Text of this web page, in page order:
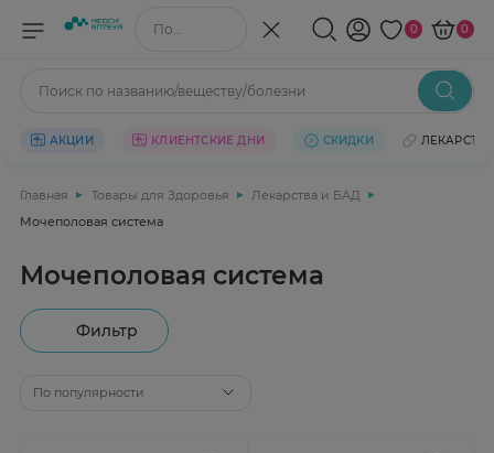
Поиск по названию/веществу 0 0
Поиск по названию/веществу/болезни
АКЦИИ КЛИЕНТСКИЕ ДНИ СКИДКИ ЛЕКАРСТВА
Главная Товары для Здоровья
Лекарства и БАД
Мочеполовая система
Мочеполовая система
Фильтр
По популярности